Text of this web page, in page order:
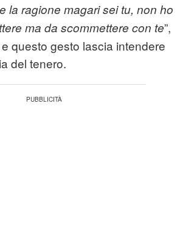
la ragione magari sei tu, non ho
ma da scommettere con te”,
questo gesto lascia intendere
del tenero.